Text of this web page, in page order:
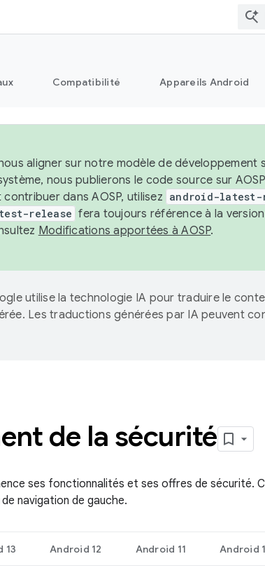
Compatibilité Appareils Android
aligner sur notre modèle de développement
nous publierons le code source sur
dans AOSP, utilisez android-latest-
release fera toujours référence à la
Modifications apportées à AOSP.
utilise la technologie IA pour traduire le
Les traductions générées par IA peuvent
de la sécurité
ses fonctionnalités et ses offres de sécurité.
navigation de gauche.
13 Android 12 Android 11 Android